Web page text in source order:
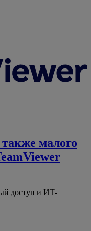
малого
доступ и ИТ-